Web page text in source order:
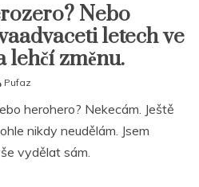
Nebo
letech ve
lehčí změnu.
Pufaz
herohero? Nekecám. Ještě
nikdy neudělám. Jsem
vydělat sám.